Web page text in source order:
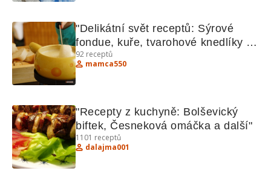
"Delikátní svět receptů: Sýrové
fondue, kuře, tvarohové knedlíky a
další lahůdky"
92 receptů
mamca550
"Recepty z kuchyně: Bolševický
biftek, Česneková omáčka a další"
1101 receptů
dalajma001